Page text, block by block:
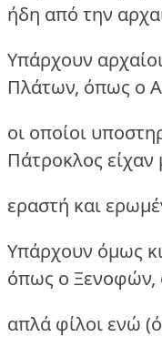
ήδη από την
Υπάρχουν
Πλάτων, όπως ο
οι οποίοι
Πάτροκλος είχαν
εραστή και
Υπάρχουν όμως
όπως ο Ξενοφών,
απλά φίλοι ενώ